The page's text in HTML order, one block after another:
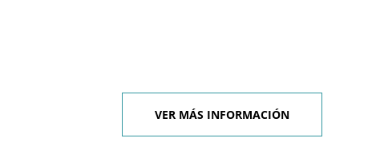
VER MÁS INFORMACIÓN